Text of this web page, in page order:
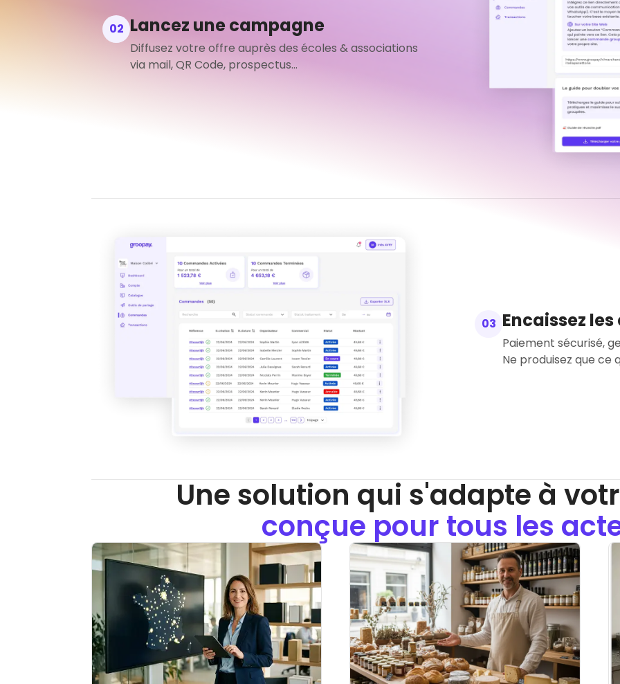
02 Lancez une campagne
Diffusez votre offre auprès des écoles & associations
via mail, QR Code, prospectus...
03 Encaissez
Paiement sécurisé,
Une solution qui s'adapte à
conçue pour tous les